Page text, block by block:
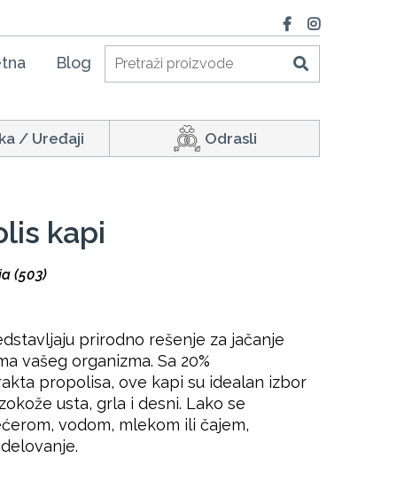
Blog
/ Uređaji Odrasli
kapi
(503)
prirodno rešenje za jačanje
vašeg organizma. Sa 20%
propolisa, ove kapi su idealan izbor
usta, grla i desni. Lako se
vodom, mlekom ili čajem,